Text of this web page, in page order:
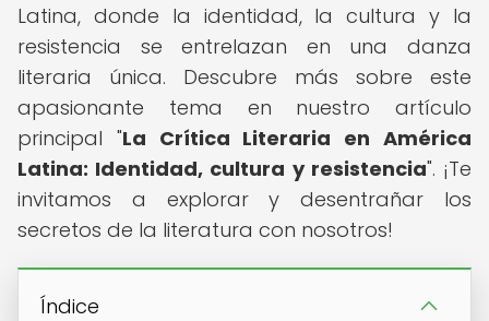
Latina, donde la identidad, la cultura y la
resistencia se entrelazan en una danza
literaria única. Descubre más sobre este
apasionante tema en nuestro artículo
principal "La Crítica Literaria en América
Latina: Identidad, cultura y resistencia". ¡Te
invitamos a explorar y desentrañar los
secretos de la literatura con nosotros!
Índice